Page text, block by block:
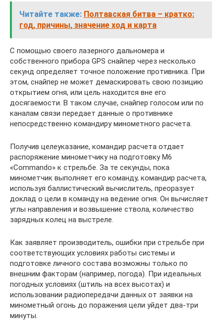
Читайте также: Полтавская битва – кратко:
год, причины, значение ход и карта
С помощью своего лазерного дальномера и
собственного прибора GPS снайпер через несколько
секунд определяет точное положение противника. При
этом, снайпер не может демаскировать свою позицию
открытием огня, или цель находится вне его
досягаемости. В таком случае, снайпер голосом или по
каналам связи передает данные о противнике
непосредственно командиру минометного расчета.
Получив целеуказание, командир расчета отдает
распоряжение минометчику на подготовку М6
«Commando» к стрельбе. За те секунды, пока
минометчик выполняет его команду, командир расчета,
используя баллистический вычислитель, преоразует
доклад о цели в команду на ведение огня. Он вычисляет
углы направления и возвышение ствола, количество
зарядных колец на выстреле.
Как заявляет производитель, ошибки при стрельбе при
соответствующих условиях работы системы и
подготовке личного состава возможны только по
внешним факторам (например, погода). При идеальных
погодных условиях (штиль на всех высотах) и
использовании радиопередачи данных от заявки на
минометный огонь до поражения цели уйдет два-три
минуты.